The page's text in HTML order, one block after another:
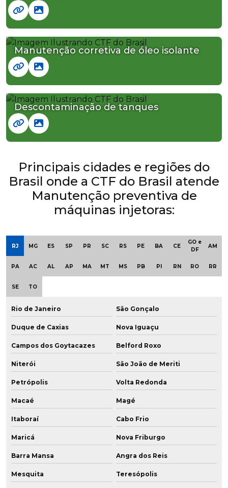
Manutenção corretiva de óleo isolante
Descontaminação de tanques
Principais cidades e regiões do
Brasil onde a CTF do Brasil atende
Manutenção preventiva de
máquinas injetoras:
RJ MG ES SP PR SC RS PE BA CE
GO e
DF
AM
PA AC AL AP MA MT MS PB PI RN RO RR
SE TO
Rio de Janeiro São Gonçalo
Duque de Caxias Nova Iguaçu
Campos dos Goytacazes Belford Roxo
Niterói São João de Meriti
Petrópolis Volta Redonda
Macaé Magé
Itaboraí Cabo Frio
Maricá Nova Friburgo
Barra Mansa Angra dos Reis
Mesquita Teresópolis